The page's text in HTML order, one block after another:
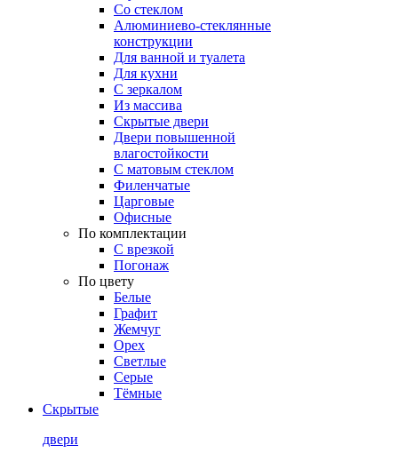
Со стеклом
Алюминиево-стеклянные
конструкции
Для ванной и туалета
Для кухни
С зеркалом
Из массива
Скрытые двери
Двери повышенной
влагостойкости
С матовым стеклом
Филенчатые
Царговые
Офисные
По комплектации
С врезкой
Погонаж
По цвету
Белые
Графит
Жемчуг
Орех
Светлые
Серые
Тёмные
Скрытые
двери